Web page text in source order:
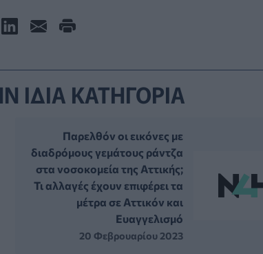
ΙΔΙΑ ΚΑΤΗΓΟΡΙΑ
Παρελθόν οι εικόνες με
διαδρόμους γεμάτους ράντζα
στα νοσοκομεία της Αττικής;
Τι αλλαγές έχουν επιφέρει τα
μέτρα σε Αττικόν και
Ευαγγελισμό
20 Φεβρουαρίου 2023